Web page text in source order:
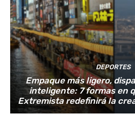
DEPORTES
Empaque más ligero,
inteligente: 7 formas en
Extremista redefinirá la